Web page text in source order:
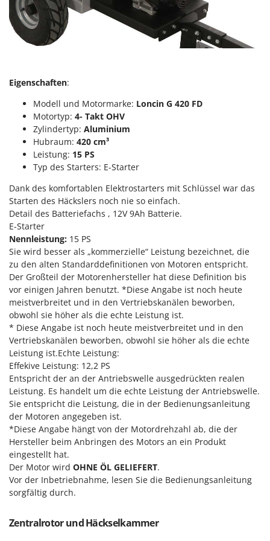
Rührtöpfe mit Elektrischem Rührwerk
Rupfmaschinen
Schneefräsen
Schneeräumer
Schrotmühlen - elektrisch
Schwader für Traktoren
Schweißgeräte
Seilwinden - Motorseilwinden
Sichelmähwerke für Traktoren
Sichelmulcher für Traktoren
Sortierer für Oliven
Sprühgeräte für Pflanzenbehandlung
Stäubegeräte für Traktor
Staubsauger - Elektrobesen
T
Teppichreiniger und Teppichbodenreiniger
Thermische und mechanische Unkrautbrenner
Tomatenpressen
Tragbare Powerstationen
Traktor-Heckenscheren mit Ausleger
U
Umfüllpumpen
Umkehrfräsen
V
Vertikutierer
GreenBay
Greenworks
GRIFO
GYS
Hailo
Helvi
Henx
HiKOKI
Honda
I
Idromatic
Il-Tec
Imperia
Infaco
Intec
Intex
Iseki
Italyco
ITM
J JOLLY ITALIA
K
KAAZ
Karcher
Kasco
Kemper
Eigenschaften:
Modell und Motormarke: Loncin G 420 FD
Motortyp: 4- Takt OHV
Zylindertyp: Aluminium
Hubraum: 420 cm³
Leistung: 15 PS
Typ des Starters: E-Starter
Dank des komfortablen Elektrostarters mit Schlüssel war das
Starten des Häckslers noch nie so einfach.
Detail des Batteriefachs , 12V 9Ah Batterie.
E-Starter
Nennleistung: 15 PS
Sie wird besser als „kommerzielle“ Leistung bezeichnet, die
zu den alten Standarddefinitionen von Motoren entspricht.
Der Großteil der Motorenhersteller hat diese Definition bis
vor einigen Jahren benutzt. *Diese Angabe ist noch heute
meistverbreitet und in den Vertriebskanälen beworben,
obwohl sie höher als die echte Leistung ist.
* Diese Angabe ist noch heute meistverbreitet und in den
Vertriebskanälen beworben, obwohl sie höher als die echte
Leistung ist.Echte Leistung:
Effekive Leistung: 12,2 PS
Entspricht der an der Antriebswelle ausgedrückten realen
Leistung. Es handelt um die echte Leistung der Antriebswelle.
Sie entspricht die Leistung, die in der Bedienungsanleitung
der Motoren angegeben ist.
*Diese Angabe hängt von der Motordrehzahl ab, die der
Hersteller beim Anbringen des Motors an ein Produkt
eingestellt hat.
Der Motor wird OHNE ÖL GELIEFERT.
Vor der Inbetriebnahme, lesen Sie die Bedienungsanleitung
sorgfältig durch.
Zentralrotor und Häckselkammer